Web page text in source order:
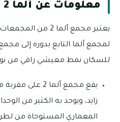
معلومات عن ألما 2
يعتبر مجمع ألما 2
لمجمع ألما التابع بدوره إلى
للسكان نمط معيشي راقي من
يقع مجمع ألما
زايد، ويوجد به الكثير من
المعماري المستوحاة من